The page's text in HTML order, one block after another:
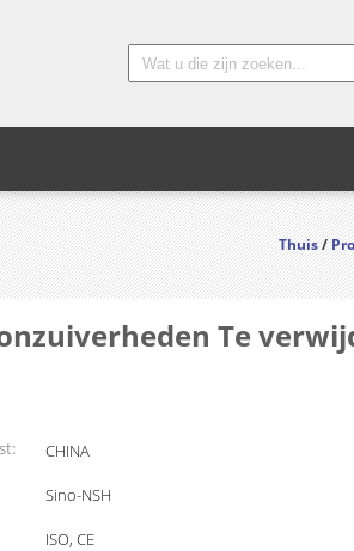
Thuis/
Te
CHINA
Sino-NSH
ISO, CE